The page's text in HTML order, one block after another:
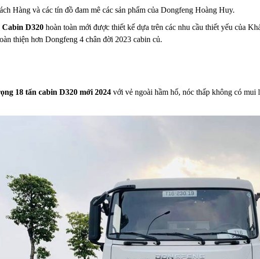
Hàng và các tín đồ đam mê các sản phẩm của Dongfeng Hoàng Huy.
Cabin D320 hoàn toàn mới được thiết kế dựa trên các nhu cầu thiết yếu của
thiện hơn Dongfeng 4 chân đời 2023 cabin củ.
18 tấn cabin D320 mới 2024 với vẻ ngoài hầm hố, nóc thấp không có